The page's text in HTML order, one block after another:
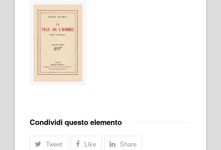
Condividi questo elemento
Tweet Like Share